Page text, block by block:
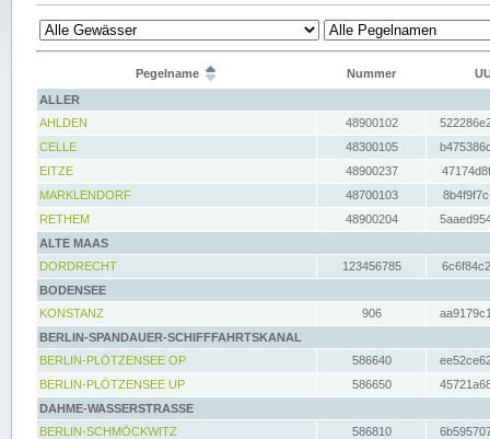
Pegelname Nummer
ALLER
AHLDEN
48900102
CELLE
48300105
EITZE
48900237
MARKLENDORF
48700103
RETHEM
48900204
ALTE MAAS
DORDRECHT
123456785
BODENSEE
KONSTANZ
906
BERLIN-SPANDAUER-SCHIFFFAHRTSKANAL
BERLIN-PLÖTZENSEE OP
586640
BERLIN-PLÖTZENSEE UP
586650
DAHME-WASSERSTRASSE
BERLIN-SCHMÖCKWITZ
586810